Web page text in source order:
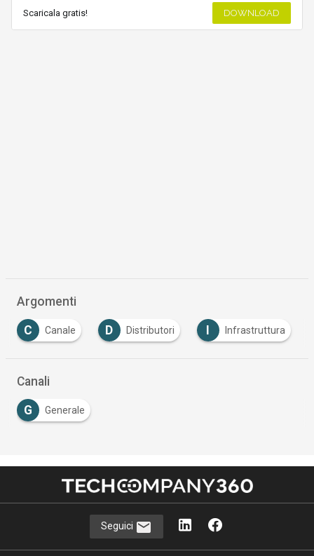
Scaricala gratis! DOWNLOAD
Argomenti
C Canale D Distributori Infrastruttura
Canali
G Generale
Seguici